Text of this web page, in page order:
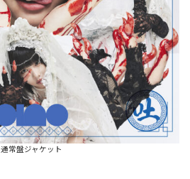
通常盤ジャケット